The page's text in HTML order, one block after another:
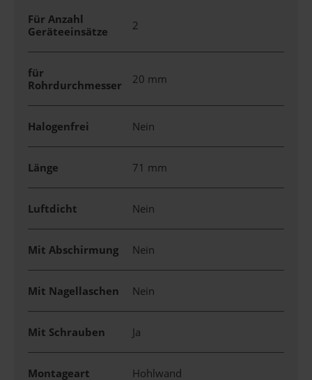
Für Anzahl
Geräteeinsätze
2
für
Rohrdurchmesser
20 mm
Halogenfrei Nein
Länge 71 mm
Luftdicht Nein
Mit Abschirmung Nein
Mit Nagellaschen Nein
Mit Schrauben Ja
Montageart Hohlwand